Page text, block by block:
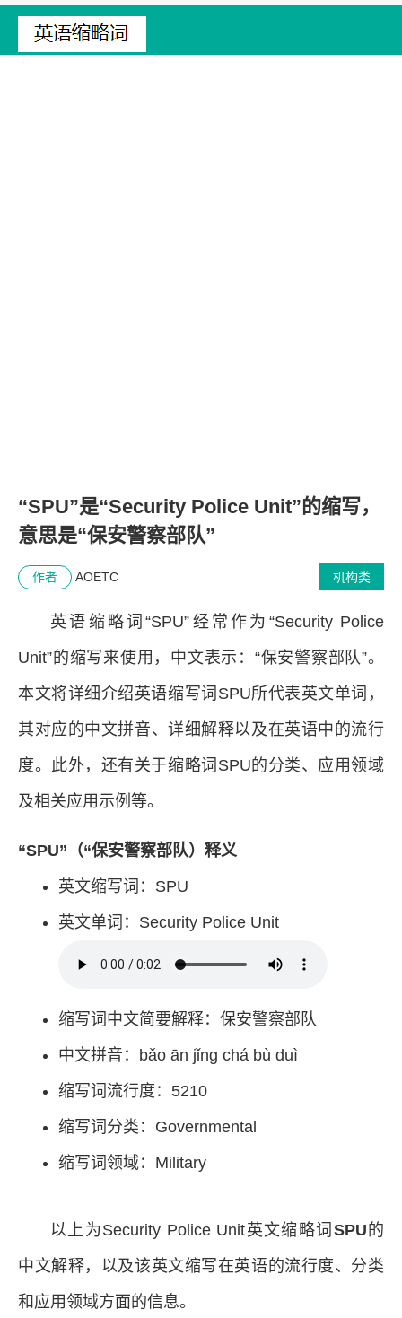
“SPU”是“Security Police Unit”的缩写，
意思是“保安警察部队”
机构类
作者 AOETC
英语缩略词“SPU”经常作为“Security Police
Unit”的缩写来使用，中文表示：“保安警察部队”。
本文将详细介绍英语缩写词SPU所代表英文单词，
其对应的中文拼音、详细解释以及在英语中的流行
度。此外，还有关于缩略词SPU的分类、应用领域
及相关应用示例等。
“SPU”（“保安警察部队）释义
英文缩写词：SPU
英文单词：Security Police Unit
缩写词中文简要解释：保安警察部队
中文拼音：bǎo ān jǐng chá bù duì
缩写词流行度：5210
缩写词分类：Governmental
缩写词领域：Military
以上为Security Police Unit英文缩略词 SPU 的
中文解释，以及该英文缩写在英语的流行度、分类
和应用领域方面的信息。